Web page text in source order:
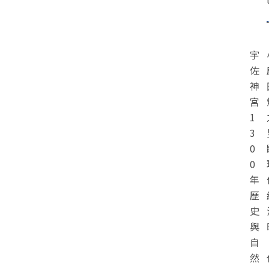
宇
佐
神
宮
1
3
0
0
年
歷
史
與
自
然